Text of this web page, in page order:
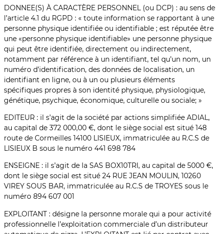
DONNEE(S) À CARACTÈRE PERSONNEL (ou DCP) : au sens de
l’article 4.1 du RGPD : « toute information se rapportant à une
personne physique identifiée ou identifiable ; est réputée être
une «personne physique identifiable» une personne physique
qui peut être identifiée, directement ou indirectement,
notamment par référence à un identifiant, tel qu’un nom, un
numéro d’identification, des données de localisation, un
identifiant en ligne, ou à un ou plusieurs éléments
spécifiques propres à son identité physique, physiologique,
génétique, psychique, économique, culturelle ou sociale; »
EDITEUR : il s’agit de la société par actions simplifiée ADIAL,
au capital de 372 000,00 €, dont le siège social est situé 148
route de Cormeilles 14100 LISIEUX, immatriculée au R.C.S de
LISIEUX B sous le numéro 441 698 784
ENSEIGNE : il s’agit de la SAS BOX10TRI, au capital de 5000 €,
dont le siège social est situé 24 RUE JEAN MOULIN, 10260
VIREY SOUS BAR, immatriculée au R.C.S de TROYES sous le
numéro 894 607 001
EXPLOITANT : désigne la personne morale qui a pour activité
professionnelle l’exploitation commerciale d’un distributeur